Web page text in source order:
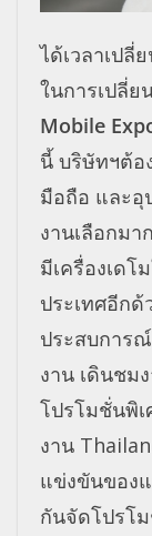
ได้เวลาเปลี่
ในการเปลี่ย
Mobile
นี้ บริษัทฯต้อ
มือถือ และอุ
งานเลือกมา
มีเครื่องเดโ
ประเทศอีก
ประสบการ
งาน เดินชม
โปรโมชั่นพิ
งาน
แข่งขันของ
กันจัดโปรโ